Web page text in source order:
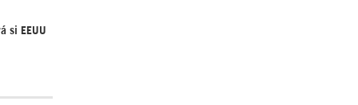
si EEUU